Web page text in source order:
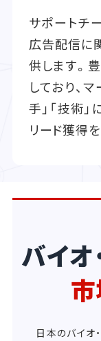
サポートチ
広告配信に
供します。
しており、
手」「技術
リード獲得
バイオ
日本のバイオ